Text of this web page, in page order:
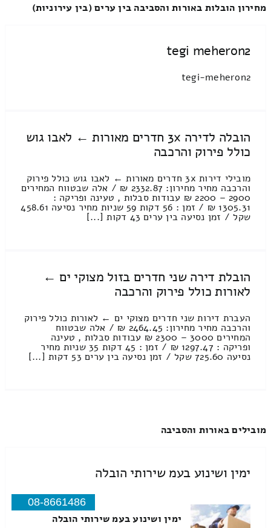
מחירון הובלות באורות והסביבה בין ערים (בין עירוניות)
tegi meheron2
tegi-meheron2
הובלה לדירה 3x חדרים מאורות ← לאבו גוש
כולל פירוק והרכבה
מובילי דירות 3x חדרים מאורות ← לאבו גוש כולל פירוק
והרכבה מחיר מחירון: 2332.87 ₪ / אלה שבטווח המחירים
2900 – 2200 ₪ עבודות סבלות , טעינה ופריקה :
1305.31 ₪ / זמן : 56 דקות 59 שניות מחיר נסיעה 458.61
שקל / זמן נסיעה בין ערים 43 דקות [...]
הובלת דירה שני חדרים בזול מצוקי ים ←
לאורות כולל פירוק והרכבה
העברת דירות שני חדרים מצוקי ים ← לאורות כולל פירוק
והרכבה מחיר מחירון: 2464.45 ₪ / אלה שבטווח
המחירים 3000 – 2300 ₪ עבודות סבלות , טעינה
ופריקה : 1297.47 ₪ / זמן : 45 דקות 35 שניות מחיר
נסיעה 725.60 שקל / זמן נסיעה בין ערים 53 דקות [...]
מובילים באורות והסביבה
ימין ושינוע בעמ שירותי הובלה
08-8661486
ימין ושינוע בעמ שירותי הובלה